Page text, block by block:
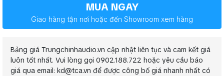
MUA NGAY
Giao hàng tận nơi hoặc đến Showroom xem hàng
Bảng giá Trungchinhaudio.vn cập nhật liên tục và cam kết giá
luôn tốt nhất. Vui lòng gọi 0902.188.722 hoặc yêu cầu báo
giá qua email: kd@tca.vn để được công bố giá nhanh nhất có